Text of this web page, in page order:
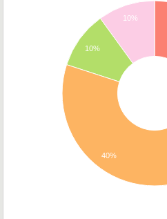
10%
10%
40%